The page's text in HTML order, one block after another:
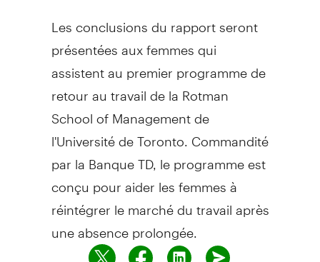
Les conclusions du rapport seront
présentées aux femmes qui
assistent au premier programme de
retour au travail de la Rotman
School of Management de
l'Université de Toronto. Commandité
par la Banque TD, le programme est
conçu pour aider les femmes à
réintégrer le marché du travail après
une absence prolongée.